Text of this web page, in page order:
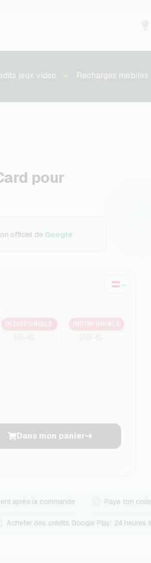
jeux video Recharges mobiles
pour
officiel de Google
INDISPONIBLE INDISPONIBLE
Dans mon panier
après la commande Paye ton
Acheter des crédits Google Play: 24 heures